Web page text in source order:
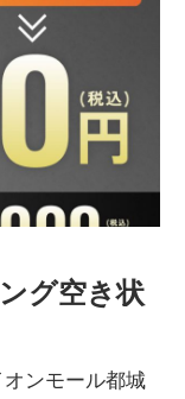
グ空き状
ンモール都城